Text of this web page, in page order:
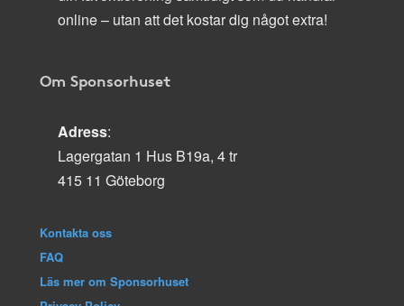
online – utan att det kostar dig något extra!
Om Sponsorhuset
Adress:
Lagergatan 1 Hus B19a, 4 tr
415 11 Göteborg
Kontakta oss
FAQ
Läs mer om Sponsorhuset